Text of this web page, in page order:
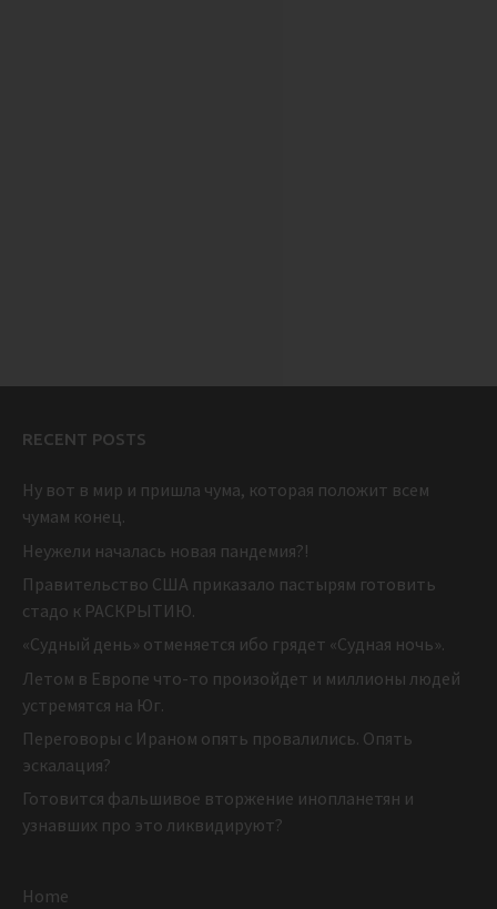
RECENT POSTS
Ну вот в мир и пришла чума, которая положит всем
чумам конец.
Неужели началась новая пандемия?!
Правительство США приказало пастырям готовить
стадо к РАСКРЫТИЮ.
«Судный день» отменяется ибо грядет «Судная ночь».
Летом в Европе что-то произойдет и миллионы людей
устремятся на Юг.
Переговоры с Ираном опять провалились. Опять
эскалация?
Готовится фальшивое вторжение инопланетян и
узнавших про это ликвидируют?
Home